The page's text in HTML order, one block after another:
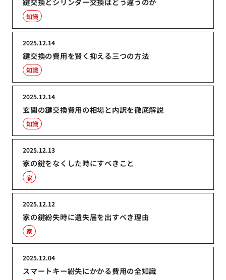
知識
鍵交換の費用を賢く抑える三つの方法
2025.12.14
知識
玄関の鍵交換費用の相場と内訳を徹底解説
2025.12.14
知識
家の鍵をなくした時にすべきこと
2025.12.13
家
家の鍵紛失時に遺失届を出すべき理由
2025.12.12
家
スマートキー紛失にかかる費用の全知識
2025.12.04